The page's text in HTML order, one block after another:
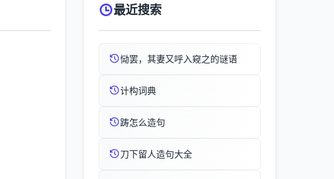
最近搜索
恸罢，其妻又呼入窥之的谜语
计构词典
踌怎么造句
刀下留人造句大全